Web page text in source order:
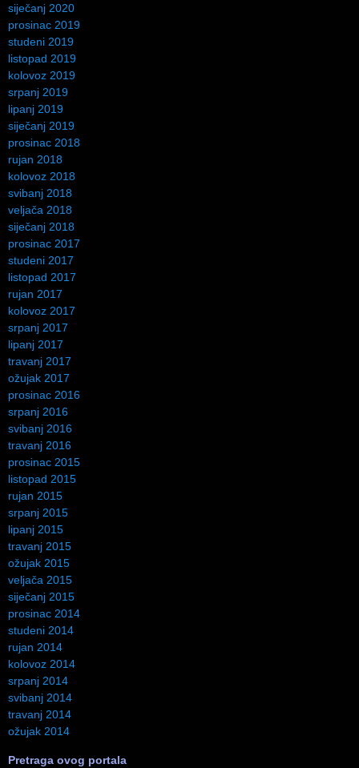
siječanj 2020
prosinac 2019
studeni 2019
listopad 2019
kolovoz 2019
srpanj 2019
lipanj 2019
siječanj 2019
prosinac 2018
rujan 2018
kolovoz 2018
svibanj 2018
veljača 2018
siječanj 2018
prosinac 2017
studeni 2017
listopad 2017
rujan 2017
kolovoz 2017
srpanj 2017
lipanj 2017
travanj 2017
ožujak 2017
prosinac 2016
srpanj 2016
svibanj 2016
travanj 2016
prosinac 2015
listopad 2015
rujan 2015
srpanj 2015
lipanj 2015
travanj 2015
ožujak 2015
veljača 2015
siječanj 2015
prosinac 2014
studeni 2014
rujan 2014
kolovoz 2014
srpanj 2014
svibanj 2014
travanj 2014
ožujak 2014
Pretraga ovog portala